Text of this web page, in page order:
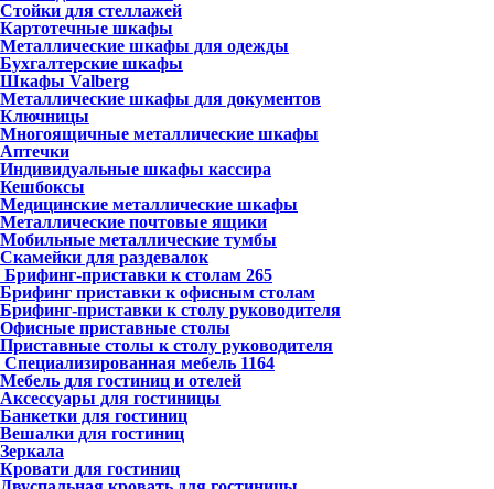
Стойки для стеллажей
Картотечные шкафы
Металлические шкафы для одежды
Бухгалтерские шкафы
Шкафы Valberg
Металлические шкафы для документов
Ключницы
Многоящичные металлические шкафы
Аптечки
Индивидуальные шкафы кассира
Кешбоксы
Медицинские металлические шкафы
Металлические почтовые ящики
Мобильные металлические тумбы
Скамейки для раздевалок
Брифинг-приставки к столам 265
Брифинг приставки к офисным столам
Брифинг-приставки к столу руководителя
Офисные приставные столы
Приставные столы к столу руководителя
Специализированная мебель 1164
Мебель для гостиниц и отелей
Аксессуары для гостиницы
Банкетки для гостиниц
Вешалки для гостиниц
Зеркала
Кровати для гостиниц